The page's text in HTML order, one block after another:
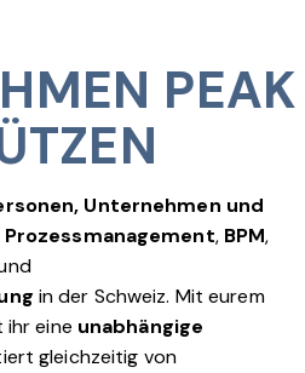
PEAK
Unternehmen und
Prozessmanagement, BPM,
in der Schweiz. Mit eurem
eine unabhängige
gleichzeitig von